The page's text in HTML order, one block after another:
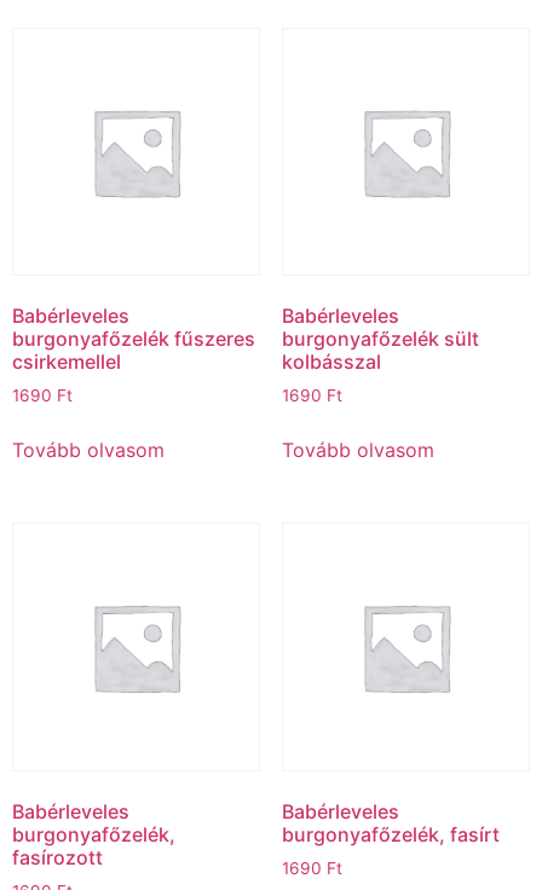
Babérleveles
burgonyafőzelék fűszeres
csirkemellel
1690 Ft
Tovább olvasom
Babérleveles
burgonyafőzelék sült
kolbásszal
1690 Ft
Tovább olvasom
Babérleveles
burgonyafőzelék,
fasírozott
Babérleveles
burgonyafőzelék, fasírt
1690 Ft